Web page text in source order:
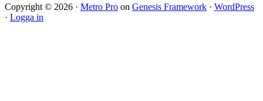
Copyright © 2026 · Metro Pro on Genesis Framework · WordPress
· Logga in